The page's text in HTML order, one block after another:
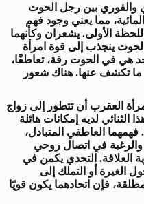
والفوري بين رجل الحوت
مما يعني وجود فهم
الأولى. يشعران وكأنهما
ينجذب إلى قوة امرأة
هي في الحوت رقة، تعاطفًا،
ما تكشف عنها. هناك شعور
العقرب أن تتطور إلى زواج
الثنائي لديه إمكانات هائلة
العاطفي المتبادل،
والرغبة في اتصال روحي
العلاقة. التحدي يكمن في
الغيرة أو التملك إلى
فإن اتحادهما يكون قويًا